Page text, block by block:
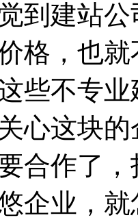
到建站
格，也
些不专
心这块
合作了
企业，